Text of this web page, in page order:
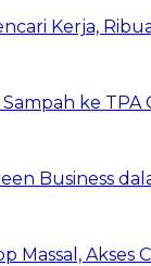
Kerja,
ke TPA
Business
Massal, Akses